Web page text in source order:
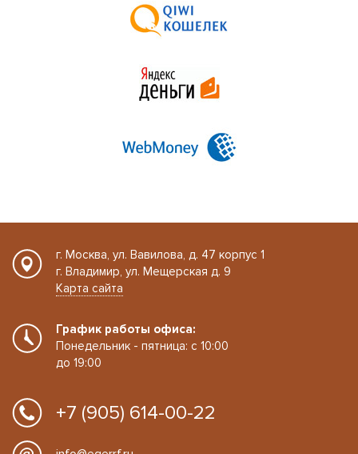
г. Москва, ул. Вавилова, д. 47 корпус 1
г. Владимир, ул. Мещерская д. 9
Карта сайта
График работы офиса:
Понедельник - пятница: с 10:00
до 19:00
+7 (905) 614-00-22